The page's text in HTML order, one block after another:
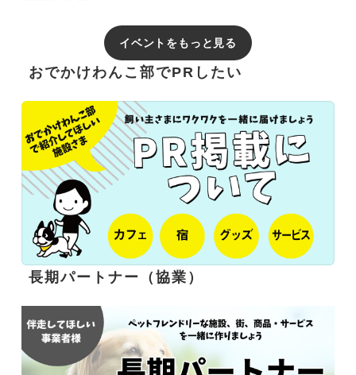
イベントをもっと見る
おでかけわんこ部でPRしたい
長期パートナー（協業）